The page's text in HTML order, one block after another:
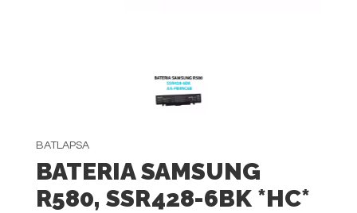
BATLAPSA
BATERIA SAMSUNG
R580, SSR428-6BK *HC*